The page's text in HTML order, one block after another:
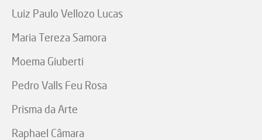
Luiz Paulo Vellozo Lucas
Maria Tereza Samora
Moema Giuberti
Pedro Valls Feu Rosa
Prisma da Arte
Raphael Câmara